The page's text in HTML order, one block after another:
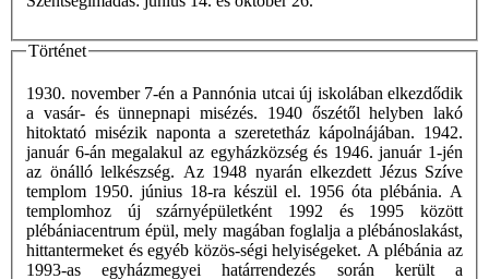
Történet
1930. november 7-én a Pannónia utcai új iskolában elkezdődik
a vasár- és ünnepnapi misézés. 1940 őszétől helyben lakó
hitoktató misézik naponta a szeretetház kápolnájában. 1942.
január 6-án megalakul az egyházközség és 1946. január 1-jén
az önálló lelkészség. Az 1948 nyarán elkezdett Jézus Szíve
templom 1950. június 18-ra készül el. 1956 óta plébánia. A
templomhoz új szárnyépületként 1992 és 1995 között
plébániacentrum épül, mely magában foglalja a plébánoslakást,
hittantermeket és egyéb közös-ségi helyiségeket. A plébánia az
1993-as egyházmegyei határrendezés során került a